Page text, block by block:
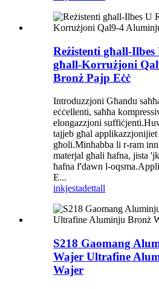
Reżistenti għall-Ilbes
għall-Korrużjoni
Bronż Pajp Eċċ
Introduzzjoni Għandu
eċċellenti, saħħa
elongazzjoni
tajjeb għal
għoli.Minħabba li r-ram
materjal għali ħafna, jista
ħafna f'dawn l-
E...
inkjestadettall
S218 Gaomang
Wajer Ultrafine
Wajer